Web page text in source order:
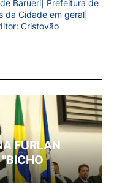
Barueri| Prefeitura de
da Cidade em geral|
Cristovão
FURLAN